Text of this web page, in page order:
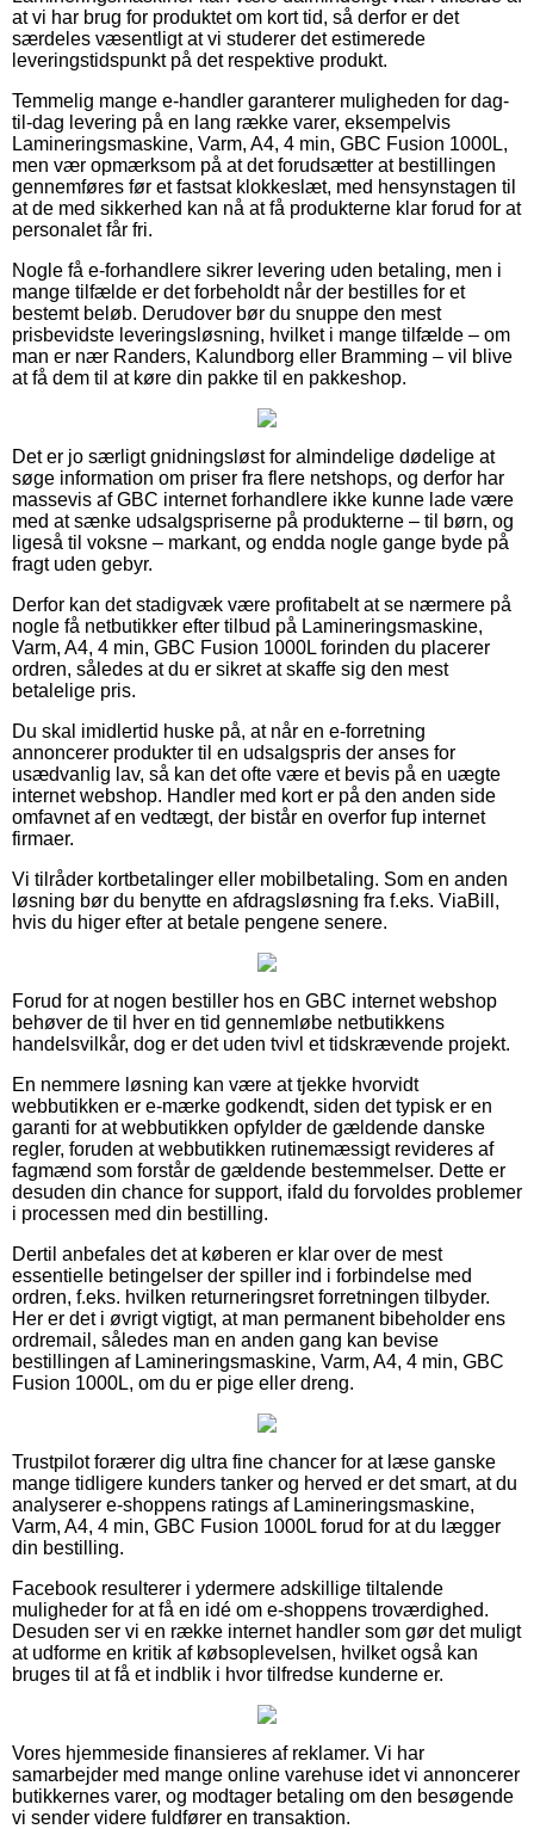
at vi har brug for produktet om kort tid, så derfor er det
særdeles væsentligt at vi studerer det estimerede
leveringstidspunkt på det respektive produkt.
Temmelig mange e-handler garanterer muligheden for dag-
til-dag levering på en lang række varer, eksempelvis
Lamineringsmaskine, Varm, A4, 4 min, GBC Fusion 1000L,
men vær opmærksom på at det forudsætter at bestillingen
gennemføres før et fastsat klokkeslæt, med hensynstagen til
at de med sikkerhed kan nå at få produkterne klar forud for at
personalet får fri.
Nogle få e-forhandlere sikrer levering uden betaling, men i
mange tilfælde er det forbeholdt når der bestilles for et
bestemt beløb. Derudover bør du snuppe den mest
prisbevidste leveringsløsning, hvilket i mange tilfælde – om
man er nær Randers, Kalundborg eller Bramming – vil blive
at få dem til at køre din pakke til en pakkeshop.
Det er jo særligt gnidningsløst for almindelige dødelige at
søge information om priser fra flere netshops, og derfor har
massevis af GBC internet forhandlere ikke kunne lade være
med at sænke udsalgspriserne på produkterne – til børn, og
ligeså til voksne – markant, og endda nogle gange byde på
fragt uden gebyr.
Derfor kan det stadigvæk være profitabelt at se nærmere på
nogle få netbutikker efter tilbud på Lamineringsmaskine,
Varm, A4, 4 min, GBC Fusion 1000L forinden du placerer
ordren, således at du er sikret at skaffe sig den mest
betalelige pris.
Du skal imidlertid huske på, at når en e-forretning
annoncerer produkter til en udsalgspris der anses for
usædvanlig lav, så kan det ofte være et bevis på en uægte
internet webshop. Handler med kort er på den anden side
omfavnet af en vedtægt, der bistår en overfor fup internet
firmaer.
Vi tilråder kortbetalinger eller mobilbetaling. Som en anden
løsning bør du benytte en afdragsløsning fra f.eks. ViaBill,
hvis du higer efter at betale pengene senere.
Forud for at nogen bestiller hos en GBC internet webshop
behøver de til hver en tid gennemløbe netbutikkens
handelsvilkår, dog er det uden tvivl et tidskrævende projekt.
En nemmere løsning kan være at tjekke hvorvidt
webbutikken er e-mærke godkendt, siden det typisk er en
garanti for at webbutikken opfylder de gældende danske
regler, foruden at webbutikken rutinemæssigt revideres af
fagmænd som forstår de gældende bestemmelser. Dette er
desuden din chance for support, ifald du forvoldes problemer
i processen med din bestilling.
Dertil anbefales det at køberen er klar over de mest
essentielle betingelser der spiller ind i forbindelse med
ordren, f.eks. hvilken returneringsret forretningen tilbyder.
Her er det i øvrigt vigtigt, at man permanent bibeholder ens
ordremail, således man en anden gang kan bevise
bestillingen af Lamineringsmaskine, Varm, A4, 4 min, GBC
Fusion 1000L, om du er pige eller dreng.
Trustpilot forærer dig ultra fine chancer for at læse ganske
mange tidligere kunders tanker og herved er det smart, at du
analyserer e-shoppens ratings af Lamineringsmaskine,
Varm, A4, 4 min, GBC Fusion 1000L forud for at du lægger
din bestilling.
Facebook resulterer i ydermere adskillige tiltalende
muligheder for at få en idé om e-shoppens troværdighed.
Desuden ser vi en række internet handler som gør det muligt
at udforme en kritik af købsoplevelsen, hvilket også kan
bruges til at få et indblik i hvor tilfredse kunderne er.
Vores hjemmeside finansieres af reklamer. Vi har
samarbejder med mange online varehuse idet vi annoncerer
butikkernes varer, og modtager betaling om den besøgende
vi sender videre fuldfører en transaktion.